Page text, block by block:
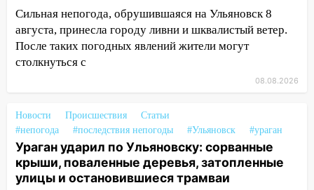
13:49 Стихия продолжает крушить
Ульяновск: дерево рухнуло на дом на
Орджоникидзе
13:47 На Нижней Террасе мощным
13:46
Сильный ветер сорвал крышу с
СТО на проспекте Созидателей
13:35 Непогода продолжает бить по
транспорту: в Ульяновске трамвай
сошёл с рельсов
Сильная непогода, обрушившаяся на Ульяновск 8
августа, принесла городу ливни и шквалистый ветер.
После таких погодных явлений жители могут
столкнуться с
08.08.2026
Новости Происшествия
Статьи
#непогода
#последствия непогоды #Ульяновск #ураган
Ураган ударил по Ульяновску: сорванные
крыши, поваленные деревья, затопленные
улицы и остановившиеся трамваи